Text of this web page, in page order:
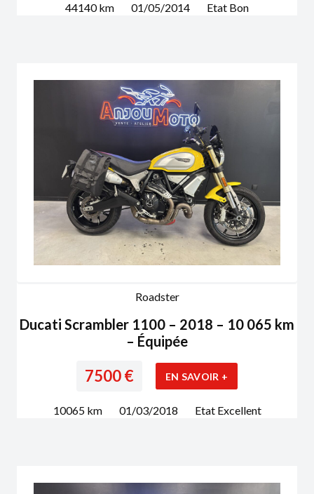
44140km 01/05/2014 Etat Bon
Roadster
Ducati Scrambler 1100 – 2018 – 10 065 km
– Équipée
7500€ EN SAVOIR +
10065km 01/03/2018 Etat Excellent